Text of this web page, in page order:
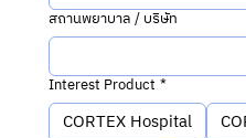
สถานพยาบาล / บริษัท
Interest Product *
CORTEX Hospital